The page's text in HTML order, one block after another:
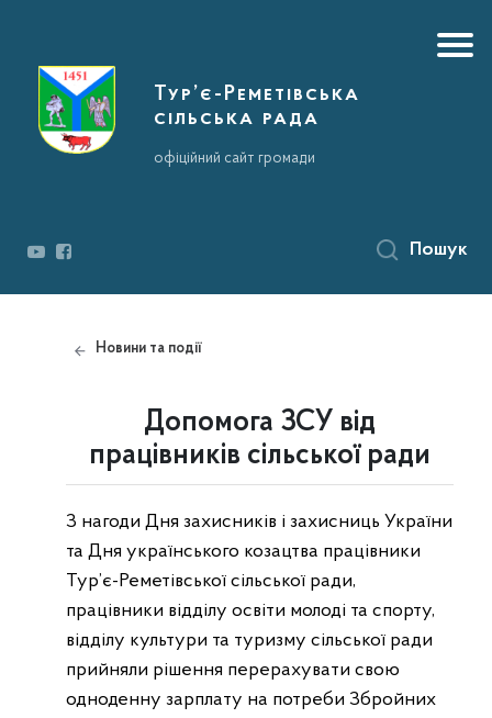
Тур’є-Реметівська
сільська рада
офіційний сайт громади
Пошук
Новини та події
Допомога ЗСУ від
працівників сільської ради
З нагоди Дня захисників і захисниць України
та Дня українського козацтва працівники
Тур’є-Реметівської сільської ради,
працівники відділу освіти молоді та спорту,
відділу культури та туризму сільської ради
прийняли рішення перерахувати свою
одноденну зарплату на потреби Збройних